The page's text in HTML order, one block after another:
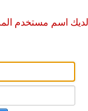
اسم مستخدم